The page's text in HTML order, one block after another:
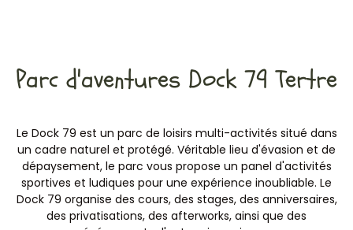
Parc d'aventures Dock 79 Tertre
Le Dock 79 est un parc de loisirs multi-activités situé dans
un cadre naturel et protégé. Véritable lieu d'évasion et de
dépaysement, le parc vous propose un panel d'activités
sportives et ludiques pour une expérience inoubliable. Le
Dock 79 organise des cours, des stages, des anniversaires,
des privatisations, des afterworks, ainsi que des